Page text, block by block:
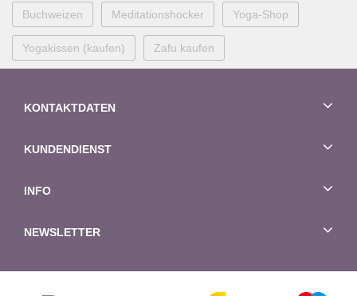
Buchweizen Meditationshocker Yoga-Shop
Yogakissen (kaufen) Zafu kaufen
KONTAKTDATEN
KUNDENDIENST
INFO
NEWSLETTER